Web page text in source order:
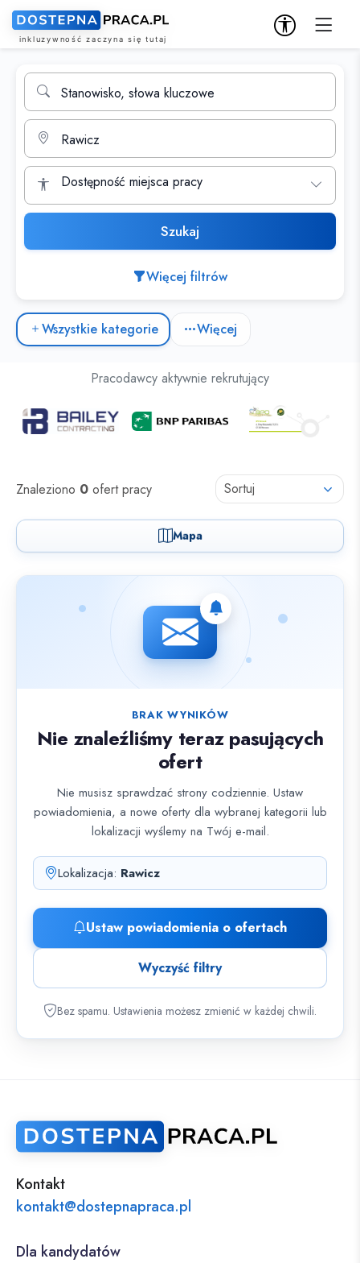
Wyszukiwarka ofert pracy
Stanowisko, słowa kluczowe
Miasto
Dostępność miejsca pracy
Szukaj
Więcej filtrów
Wszystkie kategorie
Więcej
Oferty pracy dla osób z niepełnosprawnościami
Pracodawcy aktywnie rekrutujący
Oferty pracy
Znaleziono 0 ofert pracy Sortuj
Mapa
Nie znaleziono ofert spełniających wybrane kryteria.
BRAK WYNIKÓW
Nie znaleźliśmy teraz pasujących
ofert
Nie musisz sprawdzać strony codziennie. Ustaw
powiadomienia, a nowe oferty dla wybranej kategorii lub
lokalizacji wyślemy na Twój e-mail.
Lokalizacja: Rawicz
Ustaw powiadomienia o ofertach
Wyczyść filtry
Bez spamu. Ustawienia możesz zmienić w każdej chwili.
Kontakt
kontakt@dostepnapraca.pl
Dla kandydatów